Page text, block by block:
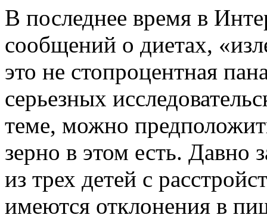
В последнее время в
сообщений о диетах,
это не стопроцентная
серьезных
теме, можно
зерно в этом есть. Давно
из трех детей с
имеются отклонения в